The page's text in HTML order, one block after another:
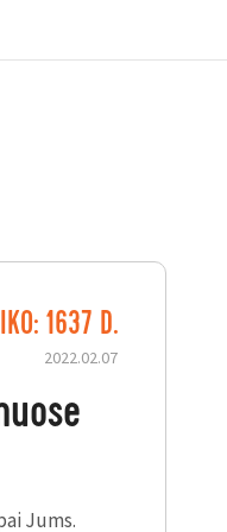
1637 D.
2022.02.07
Jums.